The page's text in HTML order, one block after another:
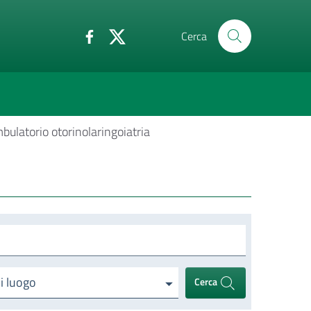
Cerca
otorinolaringoiatria
luogo Cerca